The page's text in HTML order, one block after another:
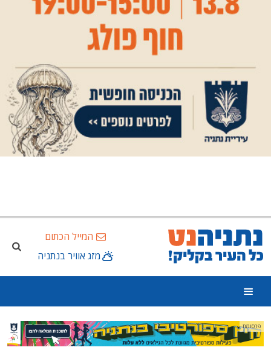
המייל הכתום
מזג אוויר בנתניה
פרסומת